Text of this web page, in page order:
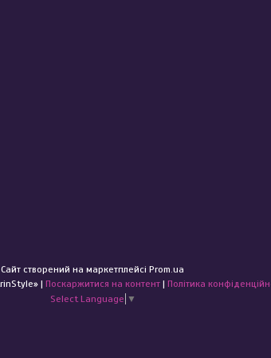
Сайт створений на маркетплейсі Prom.ua
Інтернет-магазин «KatrinStyle» | Поскаржитися на контент | Політика
Select Language ▼